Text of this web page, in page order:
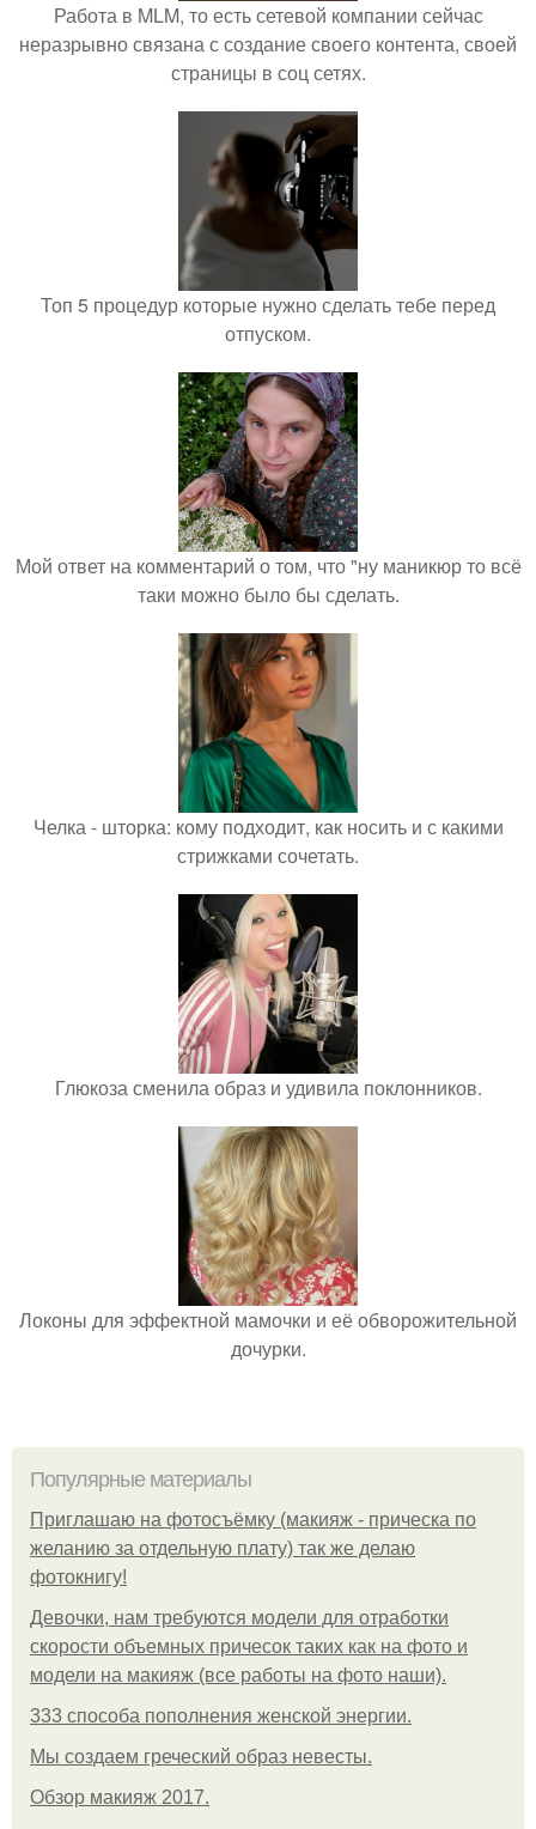
Работа в MLM, то есть сетевой компании сейчас
неразрывно связана с создание своего контента, своей
страницы в соц сетях.
Топ 5 процедур которые нужно сделать тебе перед
отпуском.
Мой ответ на комментарий о том, что "ну маникюр то всё
таки можно было бы сделать.
Челка - шторка: кому подходит, как носить и с какими
стрижками сочетать.
Глюкоза сменила образ и удивила поклонников.
Локоны для эффектной мамочки и её обворожительной
дочурки.
Популярные материалы
Приглашаю на фотосъёмку (макияж - прическа по
желанию за отдельную плату) так же делаю
фотокнигу!
Девочки, нам требуются модели для отработки
скорости объемных причесок таких как на фото и
модели на макияж (все работы на фото наши).
333 способа пополнения женской энергии.
Мы создаем греческий образ невесты.
Обзор макияж 2017.